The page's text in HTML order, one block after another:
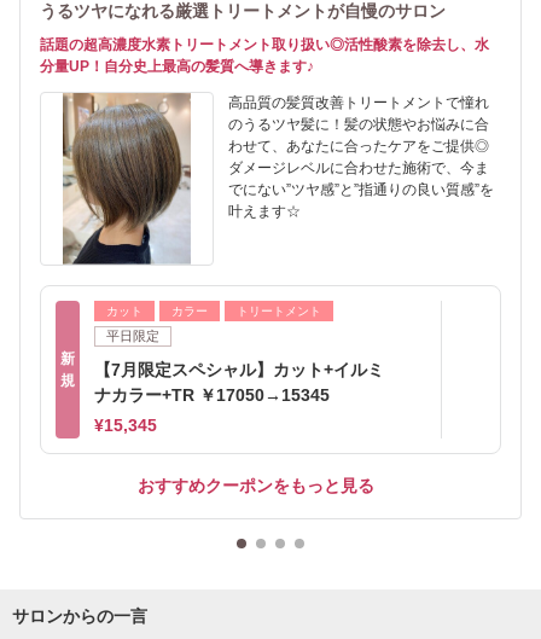
うるツヤになれる厳選トリートメントが自慢のサロン
話題の超高濃度水素トリートメント取り扱い◎活性酸素を除去し、水
分量UP！自分史上最高の髪質へ導きます♪
高品質の髪質改善トリートメントで憧れ
のうるツヤ髪に！髪の状態やお悩みに合
わせて、あなたに合ったケアをご提供◎
ダメージレベルに合わせた施術で、今ま
でにない”ツヤ感”と”指通りの良い質感”を
叶えます☆
新
規
カット カラー トリートメント
平日限定
【7月限定スペシャル】カット+イルミ
ナカラー+TR ￥17050→15345
¥15,345
おすすめクーポンをもっと見る
サロンからの一言